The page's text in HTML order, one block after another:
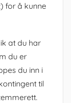
for å kunne
at du har
du er
du inn i
til